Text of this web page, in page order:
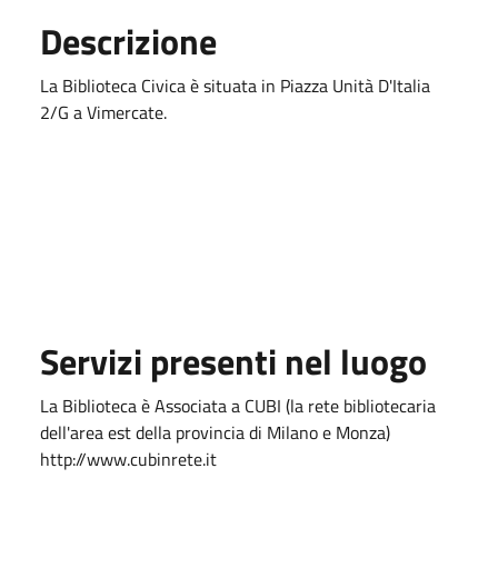
Descrizione
La Biblioteca Civica è situata in Piazza Unità D'Italia
2/G a Vimercate.
Servizi presenti nel luogo
La Biblioteca è Associata a CUBI (la rete bibliotecaria
dell'area est della provincia di Milano e Monza)
http://www.cubinrete.it